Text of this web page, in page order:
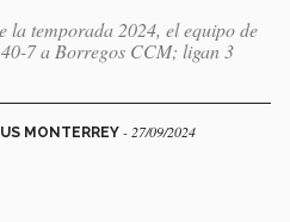
la temporada 2024, el equipo de
7 a Borregos CCM; ligan 3
MONTERREY - 27/09/2024